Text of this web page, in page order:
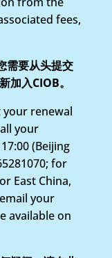
fees,
需要从头提交
加入CIOB。
your renewal
your
(Beijing
for
East China,
your
available on